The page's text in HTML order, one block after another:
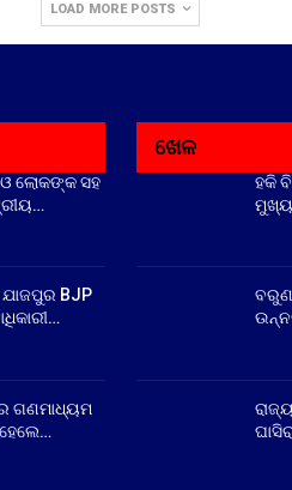
LOAD MORE POSTS
ଲୋକଙ୍କ ସହ
ଯାଜପୁର BJP
ଗଣମାଧ୍ୟମ
ଖେଳ
ହକି